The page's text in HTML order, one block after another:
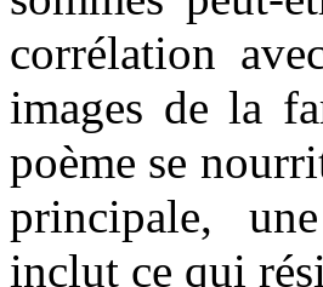
corrélation
images de la
poème se
principale,
inclut ce qui